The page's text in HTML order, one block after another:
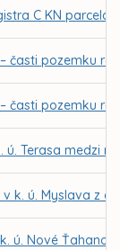
C KN parcela
časti pozemku
časti pozemku
Terasa medzi
k. ú. Myslava z
ú. Nové